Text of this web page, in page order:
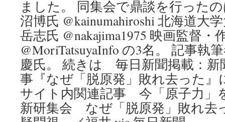
庁
「支
援
法」
担
当
via
ア
ワ
ー
プ
ました。 同集会で鼎談を行った
沼博氏 @kainumahiroshi 北海道大
岳志氏 @nakajima1975 映画監督・
@MoriTatsuyaInfo の3名。 記事執
慶氏。 続きは 毎日新聞掲載：新
事『なぜ「脱原発」敗れ去った』
サイト内関連記事 今「原子力」
新研集会 なぜ「脱原発」敗れ